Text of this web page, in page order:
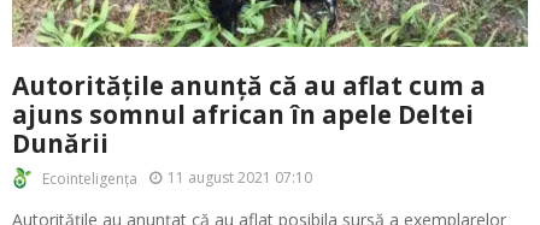
Autoritățile anunță că au aflat cum a
ajuns somnul african în apele Deltei
Dunării
Ecointeligența 11 august 2021 07:10
Autoritățile au anunțat că au aflat posibila sursă a exemplarelor